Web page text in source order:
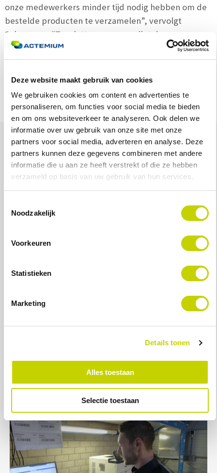
Deze website maakt gebruik van cookies
We gebruiken cookies om content en advertenties te
personaliseren, om functies voor social media te bieden
en om ons websiteverkeer te analyseren. Ook delen we
informatie over uw gebruik van onze site met onze
partners voor social media, adverteren en analyse. Deze
partners kunnen deze gegevens combineren met andere
informatie die u aan ze heeft verstrekt of die ze hebben
verzameld op basis van uw gebruik van hun services.
Noodzakelijk
Voorkeuren
Statistieken
Marketing
Details tonen
Alles toestaan
Selectie toestaan
onze medewerkers minder tijd nodig hebben om de
bestelde producten te verzamelen”, vervolgt
Schrauwen. “Tenslotte vereenvoudigt de
scanoplossing ook het inwerken van nieuwe
medewerkers. Omdat wij de Basic LES software van
Actemium als een cloudservice op huurbasis
makkelijk terug te verdienen.”
Projectdetails
Integraties
Wholesale ERP van Klipboard